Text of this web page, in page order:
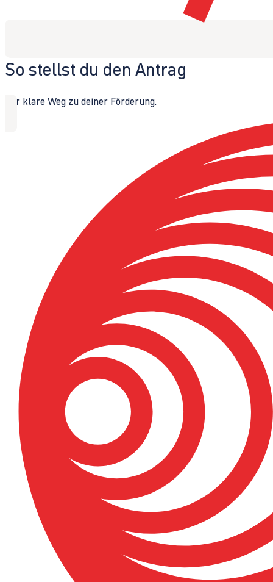
So stellst du den Antrag
Der klare Weg zu deiner Förderung.